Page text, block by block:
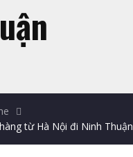
từ Hà Nội đi Ninh Thuận